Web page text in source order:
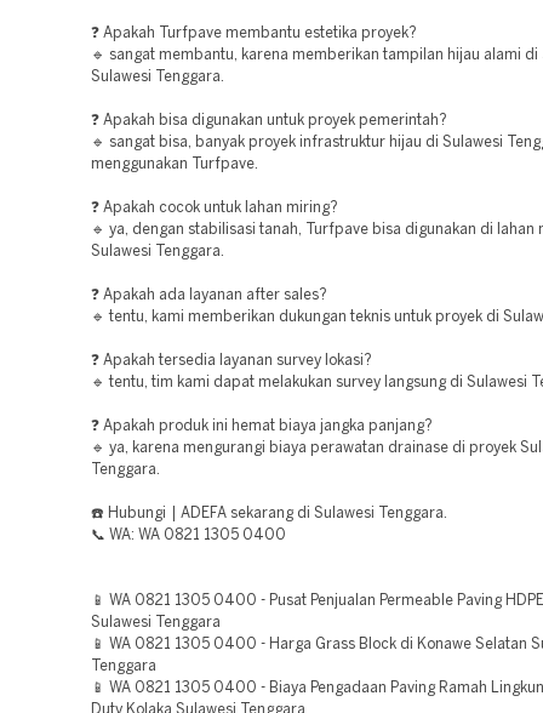
❓ Apakah Turfpave membantu estetika proyek?
🔹 sangat membantu, karena memberikan tampilan hijau alami di
Sulawesi Tenggara.
❓ Apakah bisa digunakan untuk proyek pemerintah?
🔹 sangat bisa, banyak proyek infrastruktur hijau di Sulawesi
menggunakan Turfpave.
❓ Apakah cocok untuk lahan miring?
🔹 ya, dengan stabilisasi tanah, Turfpave bisa digunakan di lahan
Sulawesi Tenggara.
❓ Apakah ada layanan after sales?
🔹 tentu, kami memberikan dukungan teknis untuk proyek di
❓ Apakah tersedia layanan survey lokasi?
🔹 tentu, tim kami dapat melakukan survey langsung di Sulawesi
❓ Apakah produk ini hemat biaya jangka panjang?
🔹 ya, karena mengurangi biaya perawatan drainase di proyek
Tenggara.
☎️ Hubungi | ADEFA sekarang di Sulawesi Tenggara.
📞 WA: WA 0821 1305 0400
📱 WA 0821 1305 0400 - Pusat Penjualan Permeable Paving
Sulawesi Tenggara
📱 WA 0821 1305 0400 - Harga Grass Block di Konawe Selatan
Tenggara
📱 WA 0821 1305 0400 - Biaya Pengadaan Paving Ramah
Duty Kolaka Sulawesi Tenggara